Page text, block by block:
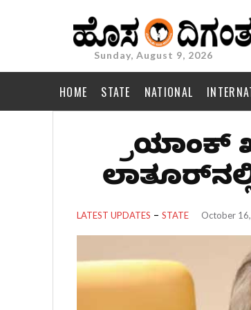
Sunday, August 9, 2026
HOME STATE NATIONAL
ಪ್ರಿಯಾಂಕ್
LATEST UPDATES STATE October